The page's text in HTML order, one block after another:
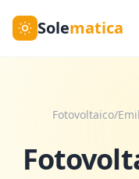
Solematica
Fotovoltaico/